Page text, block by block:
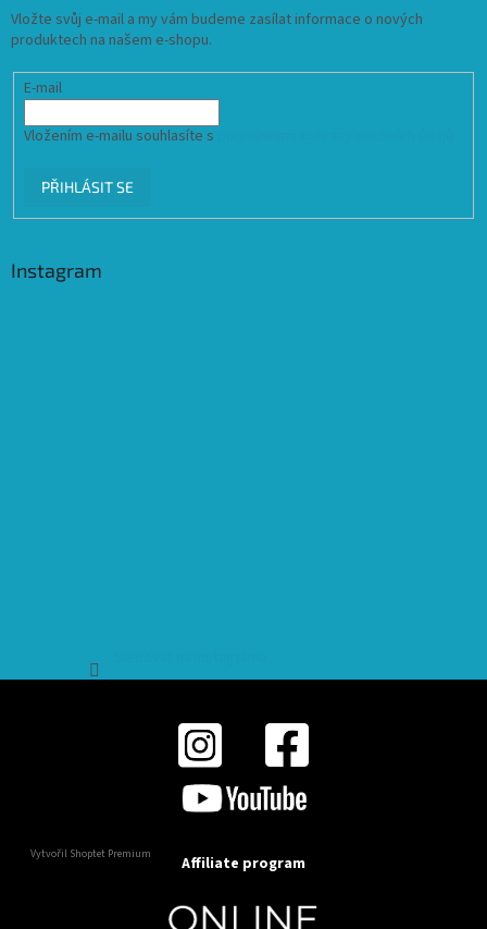
Vložte svůj e-mail a my vám budeme zasílat informace o nových
produktech na našem e-shopu.
E-mail
Vložením e-mailu souhlasíte s
PŘIHLÁSIT SE
Instagram
Vytvořil Shoptet Premium Affiliate program